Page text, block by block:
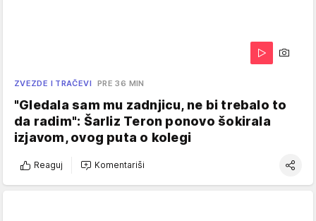
ZVEZDE I TRAČEVI PRE 36 MIN
"Gledala sam mu zadnjicu, ne bi trebalo to
da radim": Šarliz Teron ponovo šokirala
izjavom, ovog puta o kolegi
Reaguj Komentariši